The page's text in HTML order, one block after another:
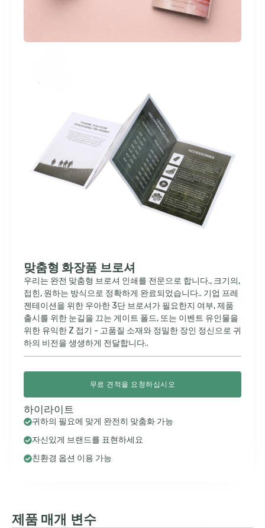
맞춤형 화장품 브로셔
우리는 완전 맞춤형 브로셔 인쇄를 전문으로 합니다., 크기의,
접힌, 원하는 방식으로 정확하게 완료되었습니다.. 기업 프레
젠테이션을 위한 우아한 3단 브로셔가 필요한지 여부, 제품
출시를 위한 눈길을 끄는 게이트 폴드, 또는 이벤트 유인물을
위한 유익한 Z 접기 - 고품질 소재와 정밀한 장인 정신으로 귀
하의 비전을 생생하게 전달합니다..
무료 견적을 요청하십시오
하이라이트
귀하의 필요에 맞게 완전히 맞춤화 가능
자신있게 브랜드를 표현하세요
친환경 옵션 이용 가능
제품 매개 변수